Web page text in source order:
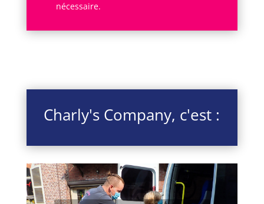
nécessaire.
Charly's Company, c'est :